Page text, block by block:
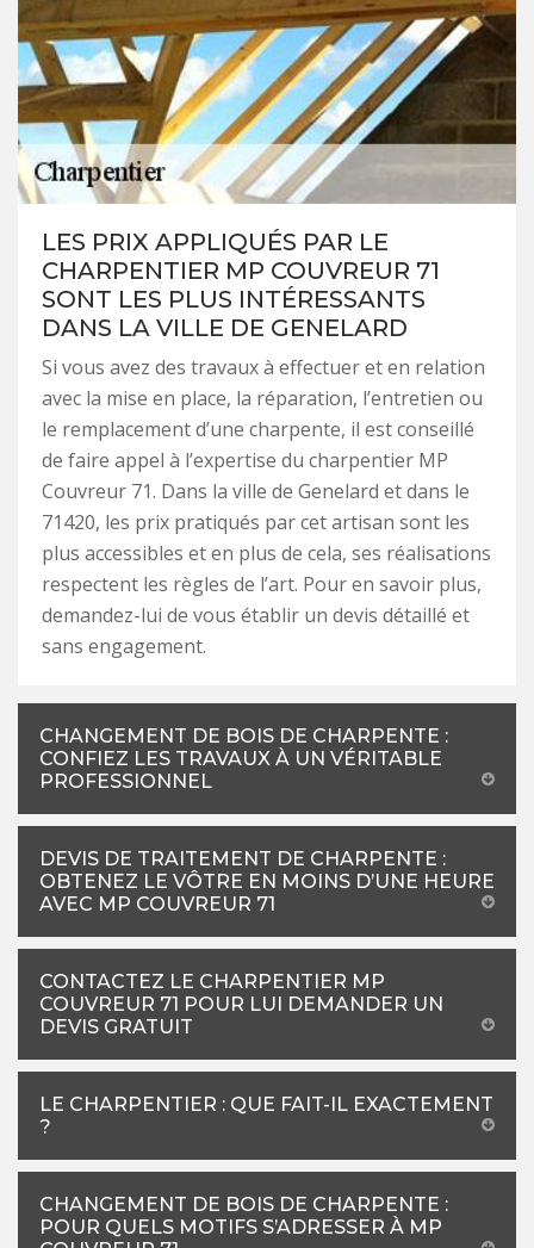
LES PRIX APPLIQUÉS PAR LE
CHARPENTIER MP COUVREUR 71
SONT LES PLUS INTÉRESSANTS
DANS LA VILLE DE GENELARD
Si vous avez des travaux à effectuer et en relation
avec la mise en place, la réparation, l’entretien ou
le remplacement d’une charpente, il est conseillé
de faire appel à l’expertise du charpentier MP
Couvreur 71. Dans la ville de Genelard et dans le
71420, les prix pratiqués par cet artisan sont les
plus accessibles et en plus de cela, ses réalisations
respectent les règles de l’art. Pour en savoir plus,
demandez-lui de vous établir un devis détaillé et
sans engagement.
CHANGEMENT DE BOIS DE CHARPENTE :
CONFIEZ LES TRAVAUX À UN VÉRITABLE
PROFESSIONNEL
DEVIS DE TRAITEMENT DE CHARPENTE :
OBTENEZ LE VÔTRE EN MOINS D’UNE HEURE
AVEC MP COUVREUR 71
CONTACTEZ LE CHARPENTIER MP
COUVREUR 71 POUR LUI DEMANDER UN
DEVIS GRATUIT
LE CHARPENTIER : QUE FAIT-IL EXACTEMENT
?
CHANGEMENT DE BOIS DE CHARPENTE :
POUR QUELS MOTIFS S’ADRESSER À MP